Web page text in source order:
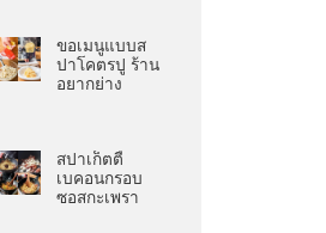
ขอเมนูแบบส
ปาโคตรปู ร้าน
อยากย่าง
สปาเก็ตตี้
เบคอนกรอบ
ซอสกะเพรา